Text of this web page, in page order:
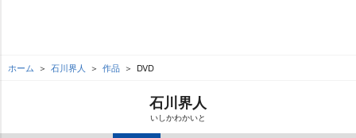
ホーム 石川界人 作品 DVD
石川界人
いしかわかいと